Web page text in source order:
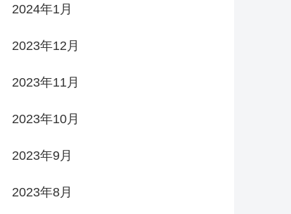
2024年1月
2023年12月
2023年11月
2023年10月
2023年9月
2023年8月